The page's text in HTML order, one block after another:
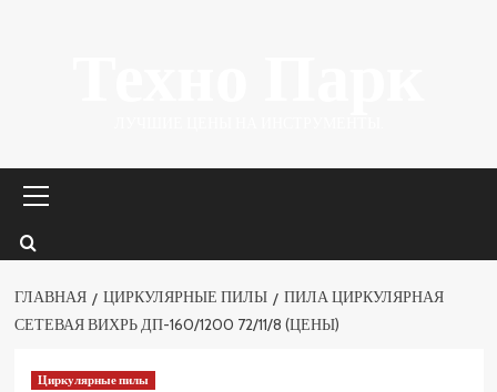
меню
ГЛАВНАЯ ЦИРКУЛЯРНЫЕ ПИЛЫ
ПИЛА ЦИРКУЛЯРНАЯ
СЕТЕВАЯ ВИХРЬ ДП-160/1200 72/11/8 (ЦЕНЫ)
Циркулярные пилы